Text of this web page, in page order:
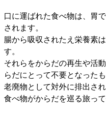
口に運ばれた食べ物は、胃
されます。
腸から吸収されたえ栄養素
す。
それらをからだの再生や活
らだにとって不要となった
老廃物として対外に排出され
食べ物がからだを巡る旅っ